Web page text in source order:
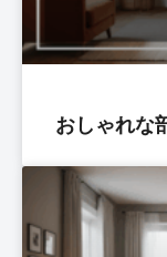
おしゃれな